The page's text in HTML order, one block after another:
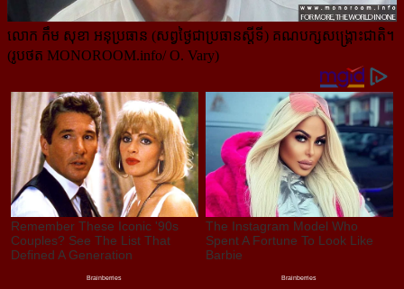
លោក កឹម សុខា អនុប្រធាន (សព្វថ្ងៃជាប្រធានស្ដីទី) គណបក្សសង្គ្រោះជាតិ។
(រូបថត MONOROOM.info/ O. Vary)